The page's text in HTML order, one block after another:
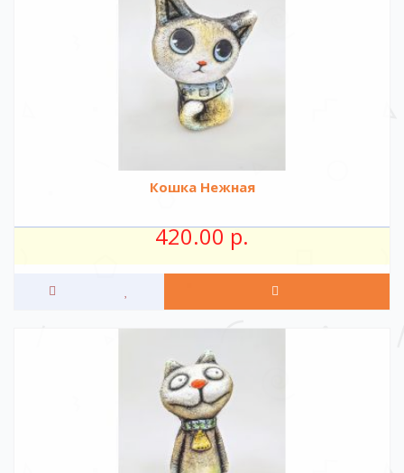
Кошка Нежная
420.00 р.